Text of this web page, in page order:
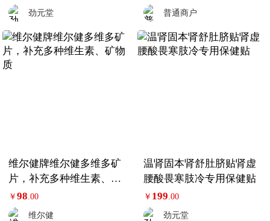
劲元堂
普通商户
维尔健牌维尔健多维多矿
片，补充多种维生素、矿
物质
￥98.00
维尔健
温肾固本肾舒肚脐贴肾虚
腰酸畏寒肢冷专用保健贴
￥ 199.00
劲元堂